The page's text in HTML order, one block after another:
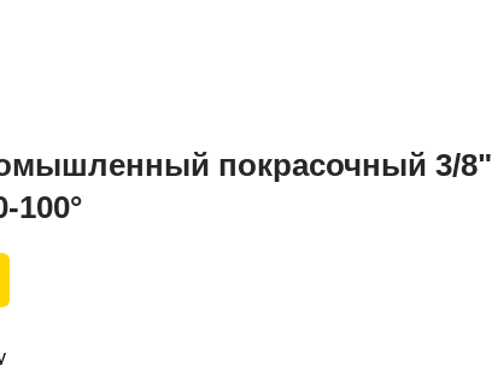
покрасочный 3/8"
100°